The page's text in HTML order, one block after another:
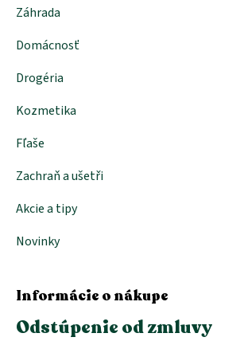
Záhrada
Domácnosť
Drogéria
Kozmetika
Fľaše
Zachraň a ušetři
Akcie a tipy
Novinky
Informácie o nákupe
Odstúpenie od zmluvy